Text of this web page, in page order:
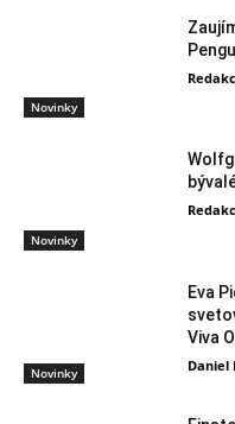
Novinky
Novinky
Novinky
Eva
Viva
Daniel